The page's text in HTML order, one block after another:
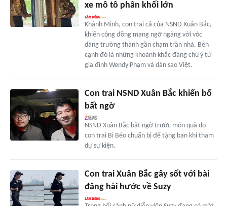
xe mô tô phân khối lớn
Khánh Minh, con trai cả của NSND Xuân Bắc,
khiến cộng đồng mạng ngỡ ngàng với vóc
dáng trưởng thành gần chạm trần nhà. Bên
cạnh đó là những khoảnh khắc đáng chú ý từ
gia đình Wendy Phạm và dàn sao Việt.
Con trai NSND Xuân Bắc khiến bố
bất ngờ
NSND Xuân Bắc bất ngờ trước món quà do
con trai Bi Béo chuẩn bị để tặng bạn khi tham
dự sự kiện.
Con trai Xuân Bắc gây sốt với bài
đăng hài hước về Suzy